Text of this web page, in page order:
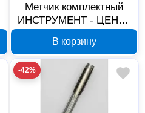
Метчик комплектный
ИНСТРУМЕНТ - ЦЕНТР
В корзину
-42%